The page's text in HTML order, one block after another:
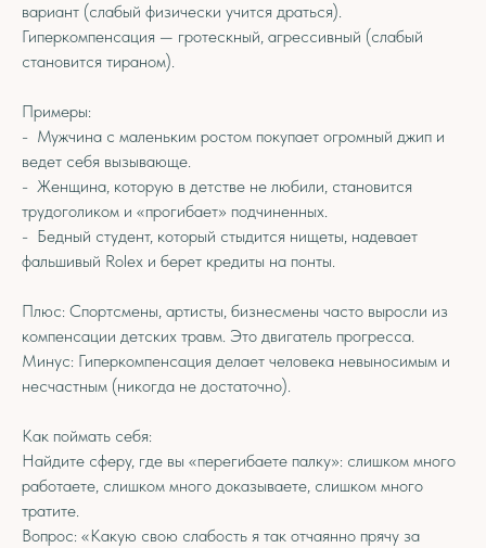
вариант (слабый физически учится драться).
Гиперкомпенсация — гротескный, агрессивный (слабый
становится тираном).
Примеры:
- Мужчина с маленьким ростом покупает огромный джип и
ведет себя вызывающе.
- Женщина, которую в детстве не любили, становится
трудоголиком и «прогибает» подчиненных.
- Бедный студент, который стыдится нищеты, надевает
фальшивый Rolex и берет кредиты на понты.
Плюс: Спортсмены, артисты, бизнесмены часто выросли из
компенсации детских травм. Это двигатель прогресса.
Минус: Гиперкомпенсация делает человека невыносимым и
несчастным (никогда не достаточно).
Как поймать себя:
Найдите сферу, где вы «перегибаете палку»: слишком много
работаете, слишком много доказываете, слишком много
тратите.
Вопрос: «Какую свою слабость я так отчаянно прячу за